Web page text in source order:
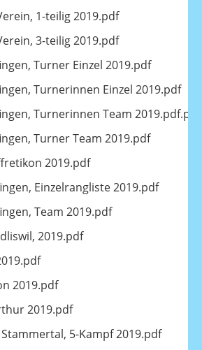
1-teilig 2019.pdf
3-teilig 2019.pdf
Turner Einzel 2019.pdf
Turnerinnen Einzel 2019.pdf
Turnerinnen Team 2019.pdf.pdf
Turner Team 2019.pdf
2019.pdf
Einzelrangliste 2019.pdf
Team 2019.pdf
2019.pdf
2019.pdf
2019.pdf
5-Kampf 2019.pdf